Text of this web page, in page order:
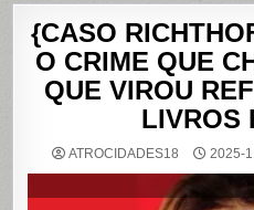
{CASO
O CRIME QUE
QUE VIROU
LIVROS
ATROCIDADES18 2025-